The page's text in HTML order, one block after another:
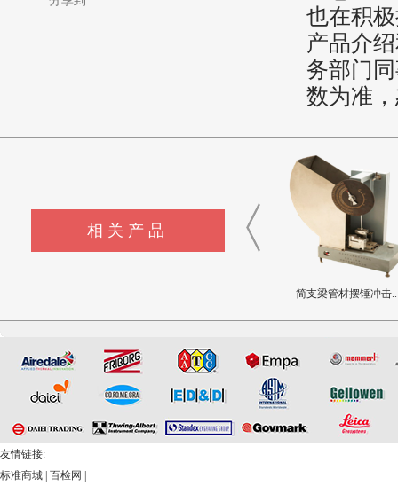
也在积
产品介
务部门
数为准
相关产品
简支梁管材摆锤冲击..
友情链接:
标准商城 百检网